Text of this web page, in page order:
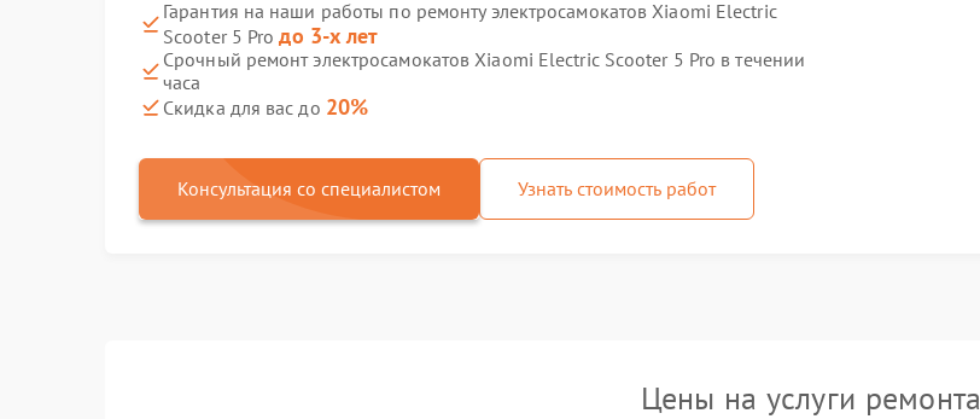
Гарантия на наши работы по ремонту электросамокатов Xiaomi Electric
Scooter 5 Proдо 3-х лет
Срочный ремонт электросамокатов Xiaomi Electric Scooter 5 Pro в течении
часа
Скидка для вас до 20%
Консультация со специалистом Узнать стоимость работ
Цены на услуги ремонта